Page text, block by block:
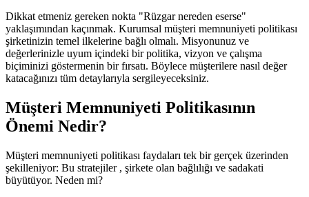
Dikkat etmeniz gereken nokta "Rüzgar nereden eserse"
yaklaşımından kaçınmak. Kurumsal müşteri memnuniyeti politikası
şirketinizin temel ilkelerine bağlı olmalı. Misyonunuz ve
değerlerinizle uyum içindeki bir politika, vizyon ve çalışma
biçiminizi göstermenin bir fırsatı. Böylece müşterilere nasıl değer
katacağınızı tüm detaylarıyla sergileyeceksiniz.
Müşteri Memnuniyeti Politikasının
Önemi Nedir?
Müşteri memnuniyeti politikası faydaları tek bir gerçek üzerinden
şekilleniyor: Bu stratejiler , şirkete olan bağlılığı ve sadakati
büyütüyor. Neden mi?